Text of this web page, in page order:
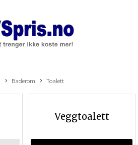
Baderom Toalett
Veggtoalett